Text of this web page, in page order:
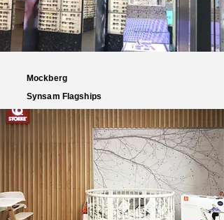
Mockberg
Synsam Flagships